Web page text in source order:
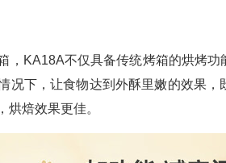
，KA18A不仅具备传统烤箱的烘烤
况下，让食物达到外酥里嫩的效果
烘焙效果更佳。